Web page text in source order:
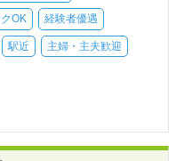
OK 経験者優遇
駅近 主婦・主夫歓迎